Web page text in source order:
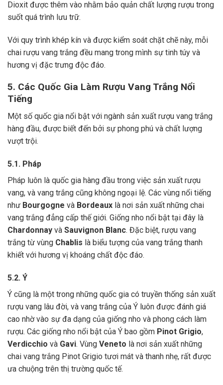
Dioxit được thêm vào nhằm bảo quản chất lượng rượu trong
suốt quá trình lưu trữ.
Với quy trình khép kín và được kiểm soát chặt chẽ này, mỗi
chai rượu vang trắng đều mang trong mình sự tinh túy và
hương vị đặc trưng độc đáo.
5. Các Quốc Gia Làm Rượu Vang Trắng Nổi
Tiếng
Một số quốc gia nổi bật với ngành sản xuất rượu vang trắng
hàng đầu, được biết đến bởi sự phong phú và chất lượng
vượt trội.
5.1. Pháp
Pháp luôn là quốc gia hàng đầu trong việc sản xuất rượu
vang, và vang trắng cũng không ngoại lệ. Các vùng nổi tiếng
như Bourgogne và Bordeaux là nơi sản xuất những chai
vang trắng đẳng cấp thế giới. Giống nho nổi bật tại đây là
Chardonnay và Sauvignon Blanc. Đặc biệt, rượu vang
trắng từ vùng Chablis là biểu tượng của vang trắng thanh
khiết với hương vị khoáng chất độc đáo.
5.2. Ý
Ý cũng là một trong những quốc gia có truyền thống sản xuất
rượu vang lâu đời, và vang trắng của Ý luôn được đánh giá
cao nhờ vào sự đa dạng của giống nho và phong cách làm
rượu. Các giống nho nổi bật của Ý bao gồm Pinot Grigio,
Verdicchio và Gavi. Vùng Veneto là nơi sản xuất những
chai vang trắng Pinot Grigio tươi mát và thanh nhẹ, rất được
ưa chuộng trên thị trường quốc tế.